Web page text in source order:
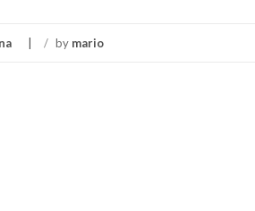
/ by mario